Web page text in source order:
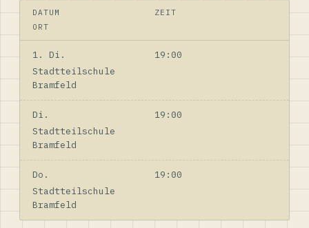
DATUM
ZEIT
ORT
1. Di.
19:00
Stadtteilschule
Bramfeld
Di.
19:00
Stadtteilschule
Bramfeld
Do.
19:00
Stadtteilschule
Bramfeld